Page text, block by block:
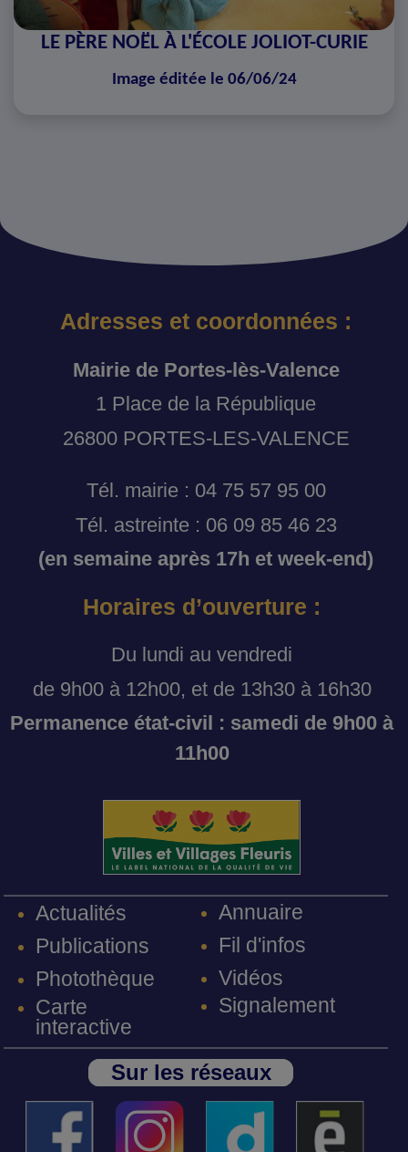
LE PÈRE NOËL À L'ÉCOLE JOLIOT-CURIE
Image éditée le 06/06/24
Adresses et coordonnées :
Mairie de Portes-lès-Valence
1 Place de la République
26800 PORTES-LES-VALENCE
Tél. mairie : 04 75 57 95 00
Tél. astreinte : 06 09 85 46 23
(en semaine après 17h et week-end)
Horaires d’ouverture :
Du lundi au vendredi
de 9h00 à 12h00, et de 13h30 à 16h30
Permanence état-civil : samedi de 9h00 à
11h00
Actualités
Publications
Photothèque
Carte
interactive
Annuaire
Fil d'infos
Vidéos
Signalement
Sur les réseaux